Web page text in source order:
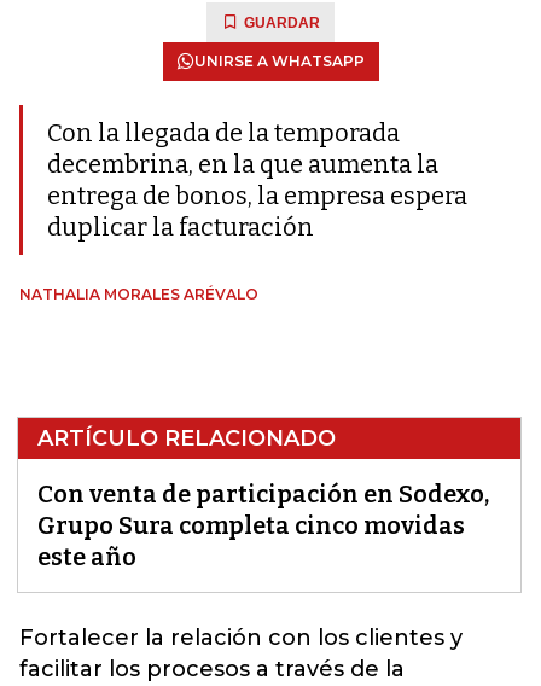
GUARDAR
UNIRSE A WHATSAPP
Con la llegada de la temporada
decembrina, en la que aumenta la
entrega de bonos, la empresa espera
duplicar la facturación
NATHALIA MORALES ARÉVALO
ARTÍCULO RELACIONADO
Con venta de participación en Sodexo,
Grupo Sura completa cinco movidas
este año
Fortalecer la relación con los clientes y
facilitar los procesos a través de la